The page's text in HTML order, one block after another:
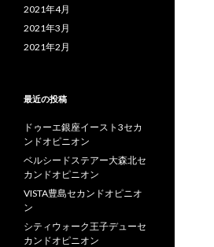
2021年4月
2021年3月
2021年2月
最近の投稿
ドゥーエ銀座イースト3セカ
ンドオピニオン
ベルシードステアー大森北セ
カンドオピニオン
VISTA豊島セカンドオピニオ
ン
シティウォーク王子デューセ
カンドオピニオン